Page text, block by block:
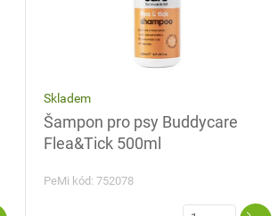
Skladem
Šampon pro psy Buddycare
Flea&Tick 500ml
PeMi kód: 752078